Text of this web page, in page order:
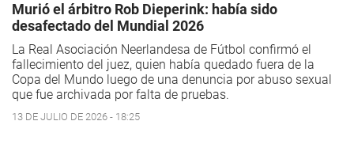
Murió el árbitro Rob Dieperink: había sido
desafectado del Mundial 2026
La Real Asociación Neerlandesa de Fútbol confirmó el
fallecimiento del juez, quien había quedado fuera de la
Copa del Mundo luego de una denuncia por abuso sexual
que fue archivada por falta de pruebas.
13 DE JULIO DE 2026 - 18:25